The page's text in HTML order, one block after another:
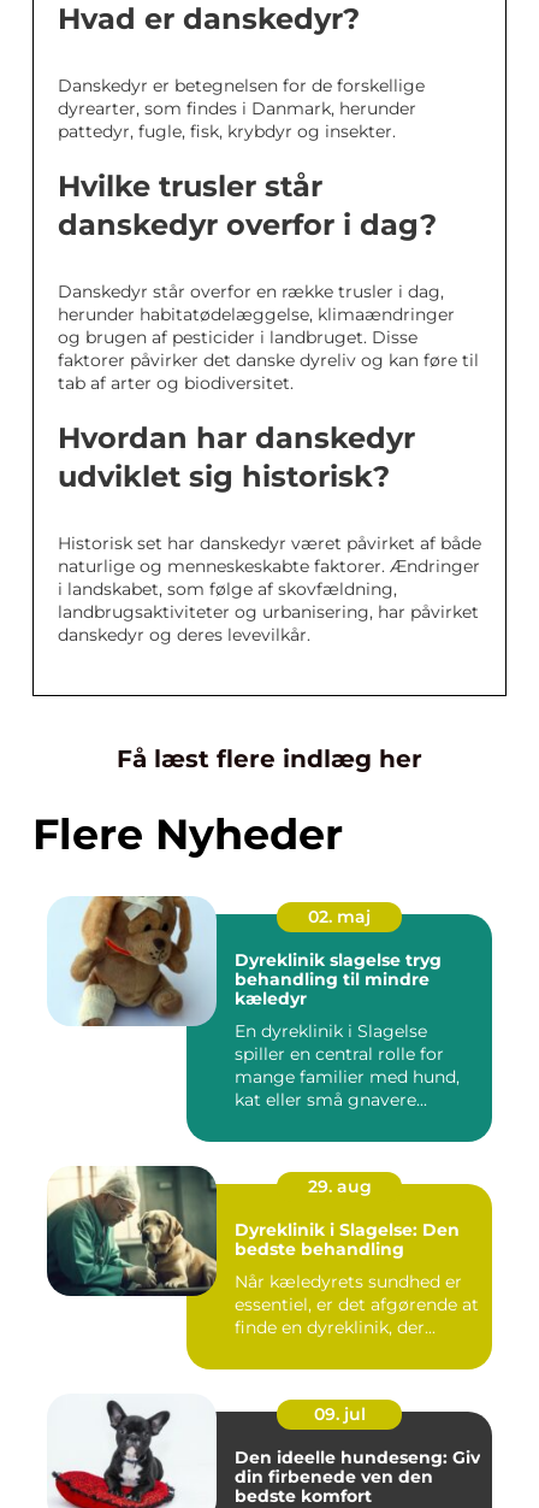
Hvad er danskedyr?
Danskedyr er betegnelsen for de forskellige
dyrearter, som findes i Danmark, herunder
pattedyr, fugle, fisk, krybdyr og insekter.
Hvilke trusler står
danskedyr overfor i dag?
Danskedyr står overfor en række trusler i dag,
herunder habitatødelæggelse, klimaændringer
og brugen af pesticider i landbruget. Disse
faktorer påvirker det danske dyreliv og kan føre til
tab af arter og biodiversitet.
Hvordan har danskedyr
udviklet sig historisk?
Historisk set har danskedyr været påvirket af både
naturlige og menneskeskabte faktorer. Ændringer
i landskabet, som følge af skovfældning,
landbrugsaktiviteter og urbanisering, har påvirket
danskedyr og deres levevilkår.
Få læst flere indlæg her
Flere Nyheder
02. maj
Dyreklinik slagelse tryg
behandling til mindre
kæledyr
En dyreklinik i Slagelse
spiller en central rolle for
mange familier med hund,
kat eller små gnavere...
29. aug
Dyreklinik i Slagelse: Den
bedste behandling
Når kæledyrets sundhed er
essentiel, er det afgørende at
finde en dyreklinik, der...
09. jul
Den ideelle hundeseng: Giv
din firbenede ven den
bedste komfort